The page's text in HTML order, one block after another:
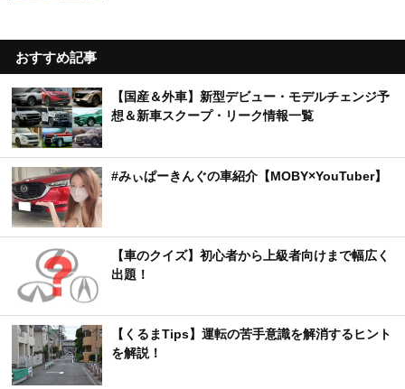
おすすめ記事
【国産＆外車】新型デビュー・モデルチェンジ予
想＆新車スクープ・リーク情報一覧
#みぃぱーきんぐの車紹介【MOBY×YouTuber】
【車のクイズ】初心者から上級者向けまで幅広く
出題！
【くるまTips】運転の苦手意識を解消するヒント
を解説！